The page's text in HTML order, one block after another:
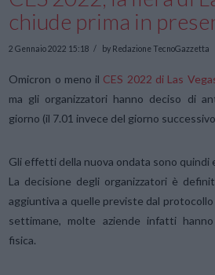
chiude prima in
2 Gennaio 2022 15:18 by Redazione TecnoGazzetta
Omicron o meno il CES 2022 di Las
ma gli organizzatori hanno deciso di
giorno (il 7.01 invece del giorno
Gli effetti della nuova ondata sono quindi
La decisione degli organizzatori è
aggiuntiva a quelle previste dal
settimane, molte aziende infatti hanno
fisica.